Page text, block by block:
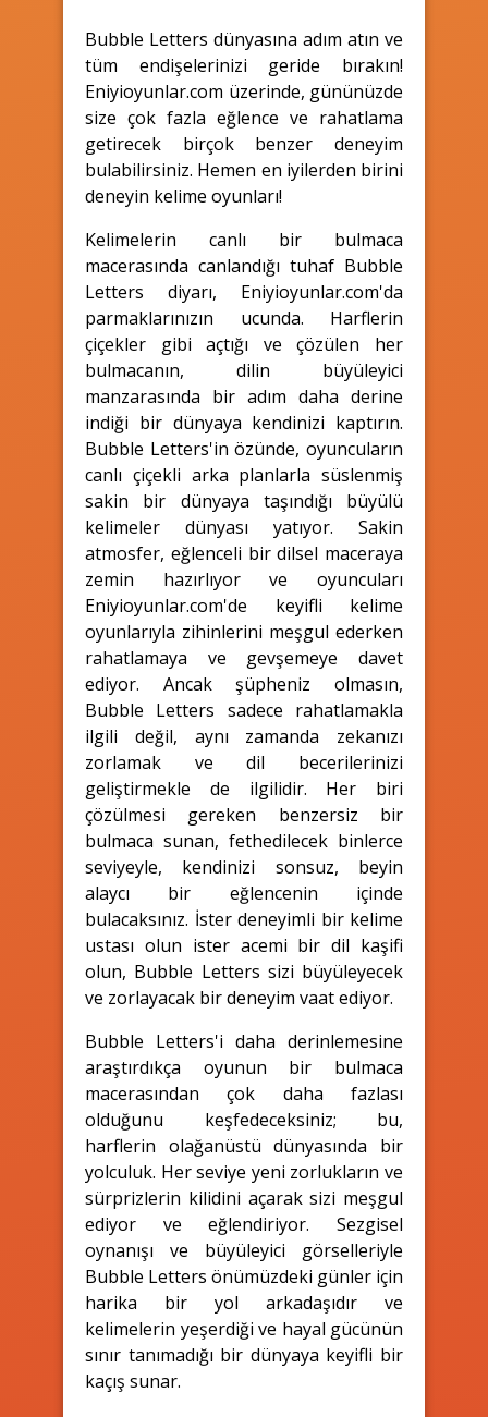
Bubble Letters dünyasına adım atın ve
tüm endişelerinizi geride bırakın!
Eniyioyunlar.com üzerinde, gününüzde
size çok fazla eğlence ve rahatlama
getirecek birçok benzer deneyim
bulabilirsiniz. Hemen en iyilerden birini
deneyin kelime oyunları!
Kelimelerin canlı bir bulmaca
macerasında canlandığı tuhaf Bubble
Letters diyarı, Eniyioyunlar.com'da
parmaklarınızın ucunda. Harflerin
çiçekler gibi açtığı ve çözülen her
bulmacanın, dilin büyüleyici
manzarasında bir adım daha derine
indiği bir dünyaya kendinizi kaptırın.
Bubble Letters'in özünde, oyuncuların
canlı çiçekli arka planlarla süslenmiş
sakin bir dünyaya taşındığı büyülü
kelimeler dünyası yatıyor. Sakin
atmosfer, eğlenceli bir dilsel maceraya
zemin hazırlıyor ve oyuncuları
Eniyioyunlar.com'de keyifli kelime
oyunlarıyla zihinlerini meşgul ederken
rahatlamaya ve gevşemeye davet
ediyor. Ancak şüpheniz olmasın,
Bubble Letters sadece rahatlamakla
ilgili değil, aynı zamanda zekanızı
zorlamak ve dil becerilerinizi
geliştirmekle de ilgilidir. Her biri
çözülmesi gereken benzersiz bir
bulmaca sunan, fethedilecek binlerce
seviyeyle, kendinizi sonsuz, beyin
alaycı bir eğlencenin içinde
bulacaksınız. İster deneyimli bir kelime
ustası olun ister acemi bir dil kaşifi
olun, Bubble Letters sizi büyüleyecek
ve zorlayacak bir deneyim vaat ediyor.
Bubble Letters'i daha derinlemesine
araştırdıkça oyunun bir bulmaca
macerasından çok daha fazlası
olduğunu keşfedeceksiniz; bu,
harflerin olağanüstü dünyasında bir
yolculuk. Her seviye yeni zorlukların ve
sürprizlerin kilidini açarak sizi meşgul
ediyor ve eğlendiriyor. Sezgisel
oynanışı ve büyüleyici görselleriyle
Bubble Letters önümüzdeki günler için
harika bir yol arkadaşıdır ve
kelimelerin yeşerdiği ve hayal gücünün
sınır tanımadığı bir dünyaya keyifli bir
kaçış sunar.